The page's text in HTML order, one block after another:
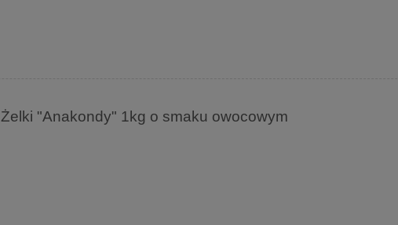
Żelki "Anakondy" 1kg o smaku owocowym